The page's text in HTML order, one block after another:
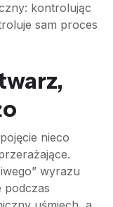
kontrolując
sam proces
nieco
wyrazu
podczas